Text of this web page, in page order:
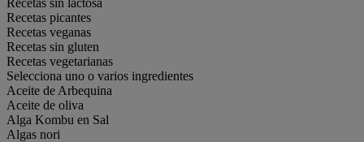
Recetas sin lactosa
Recetas picantes
Recetas veganas
Recetas sin gluten
Recetas vegetarianas
Selecciona uno o varios ingredientes
Aceite de Arbequina
Aceite de oliva
Alga Kombu en Sal
Algas nori